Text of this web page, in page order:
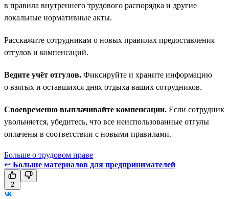
в правила внутреннего трудового распорядка и другие
локальные нормативные акты.
Расскажите сотрудникам о новых правилах предоставления
отгулов и компенсаций.
Ведите учёт отгулов. Фиксируйте и храните информацию
о взятых и оставшихся днях отдыха ваших сотрудников.
Своевременно выплачивайте компенсации. Если сотрудник
увольняется, убедитесь, что все неиспользованные отгулы
оплачены в соответствии с новыми правилами.
Больше о трудовом праве
↩ Больше материалов для предпринимателей
2